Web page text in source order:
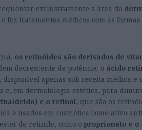
exclusivamente a área da
e fez tratamentos médicos com as
os retinóides são derivados de
decrescente de potência: o ácido
, disponível apenas sob receita médica e
e, em dermatologia estética, para
e o retinol, que são os
e usados em cosmética como ativo
de retinilo, como o proprionato e o